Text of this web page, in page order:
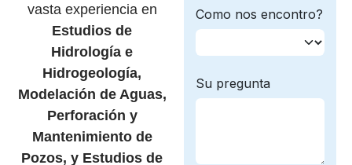
vasta experiencia en
Estudios de
Hidrología e
Hidrogeología,
Modelación de Aguas,
Perforación y
Mantenimiento de
Pozos, y Estudios de